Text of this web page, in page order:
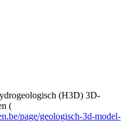
(H3D) 3D-
(
page/geologisch-3d-model-